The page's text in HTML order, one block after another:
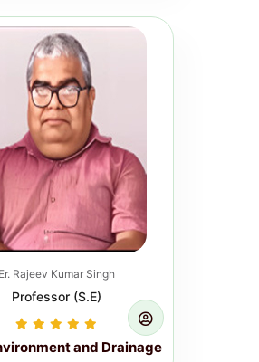
Course for Newly
Junior Engineers (On
PHED, Govt. of
Er. Rajeev Kumar Singh
Professor (S.E)
and Drainage